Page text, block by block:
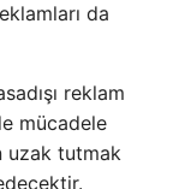
da
reklam
mücadele
uzak tutmak